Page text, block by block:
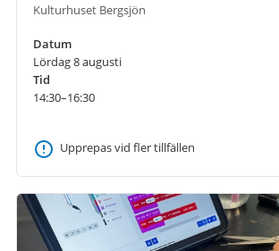
Kulturhuset Bergsjön
Datum
Lördag 8 augusti
Tid
14:30–16:30
Upprepas vid fler tillfällen